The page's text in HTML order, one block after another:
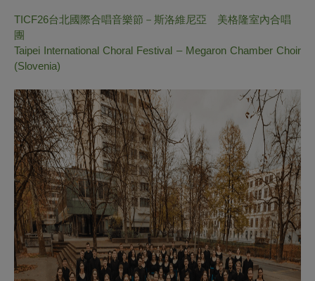
TICF26台北國際合唱音樂節－斯洛維尼亞 美格隆室內合唱
團
Taipei International Choral Festival – Megaron Chamber Choir
(Slovenia)